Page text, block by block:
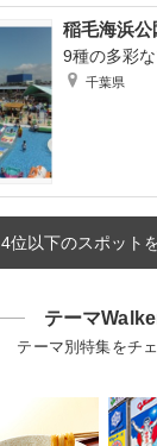
稲毛海浜公
9種の多彩
千葉県
4位以下のスポット
テーマ
テーマ別特集をチ